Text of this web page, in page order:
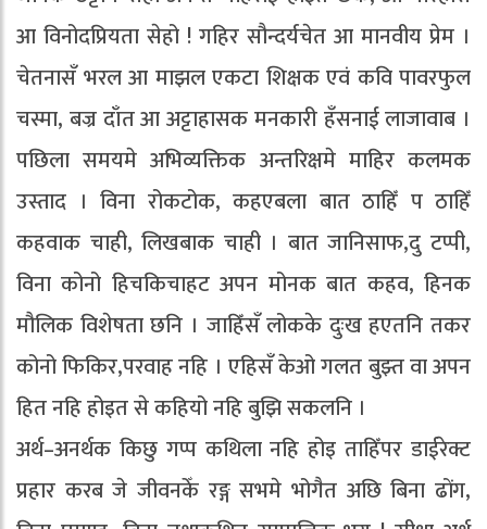
आ विनोदप्रियता सेहो ! गहिर सौन्दर्यचेत आ मानवीय प्रेम ।
चेतनासँ भरल आ माझल एकटा शिक्षक एवं कवि पावरफुल
चस्मा, बज्र दाँत आ अट्टाहासक मनकारी हँसनाई लाजावाब ।
पछिला समयमे अभिव्यक्तिक अन्तरिक्षमे माहिर कलमक
उस्ताद । विना रोकटोक, कहएबला बात ठाहिँ प ठाहिँ
कहवाक चाही, लिखबाक चाही । बात जानिसाफ,दु टप्पी,
विना कोनो हिचकिचाहट अपन मोनक बात कहव, हिनक
मौलिक विशेषता छनि । जाहिँसँ लोकके दुःख हएतनि तकर
कोनो फिकिर,परवाह नहि । एहिसँ केओ गलत बुझ्त वा अपन
हित नहि होइत से कहियो नहि बुझि सकलनि ।
अर्थ–अनर्थक किछु गप्प कथिला नहि होइ ताहिँपर डाईरेक्ट
प्रहार करब जे जीवनकेँ रङ्ग सभमे भोगैत अछि बिना ढोंग,